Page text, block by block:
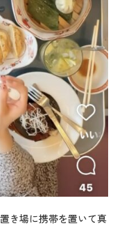
き場に携帯を置いて真